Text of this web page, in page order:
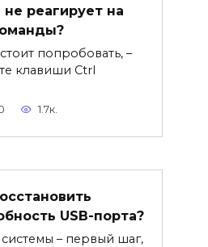
не реагирует на
попробовать, –
клавиши Ctrl
1.7к.
USB-порта?
– первый шаг,